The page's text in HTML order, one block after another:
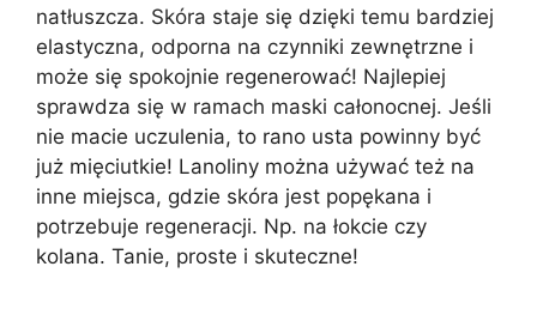
natłuszcza. Skóra staje się dzięki temu bardziej
elastyczna, odporna na czynniki zewnętrzne i
może się spokojnie regenerować! Najlepiej
sprawdza się w ramach maski całonocnej. Jeśli
nie macie uczulenia, to rano usta powinny być
już mięciutkie! Lanoliny można używać też na
inne miejsca, gdzie skóra jest popękana i
potrzebuje regeneracji. Np. na łokcie czy
kolana. Tanie, proste i skuteczne!